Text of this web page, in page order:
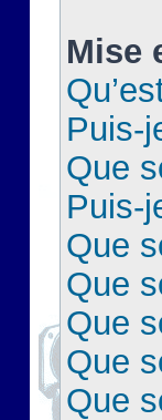
Mise
Puis-
Que
Puis-
Que
Que
Que
Que
Que